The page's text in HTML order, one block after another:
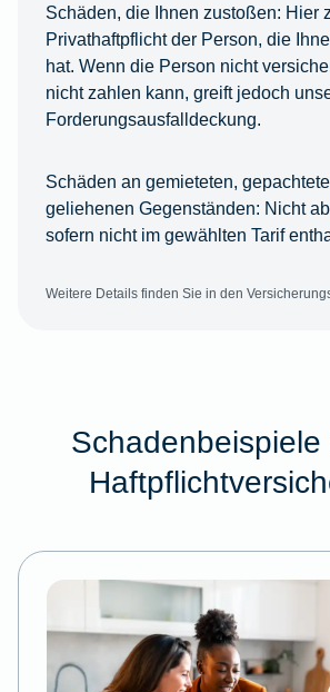
Schäden, die Ihnen zustoßen: Hier
Privathaftpflicht der Person, die
hat. Wenn die Person nicht
nicht zahlen kann, greift jedoch
Forderungsausfalldeckung.
Schäden an gemieteten,
geliehenen Gegenständen: Nicht
sofern nicht im gewählten Tarif
Weitere Details finden Sie in den
Schadenbeispiele